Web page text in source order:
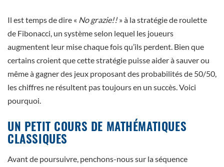
Il est temps de dire « No grazie!!» à la stratégie de roulette
de Fibonacci, un système selon lequel les joueurs
augmentent leur mise chaque fois qu’ils perdent. Bien que
certains croient que cette stratégie puisse aider à sauver ou
même à gagner des jeux proposant des probabilités de 50/50,
les chiffres ne résultent pas toujours en un succès. Voici
pourquoi.
UN PETIT COURS DE MATHÉMATIQUES
CLASSIQUES
Avant de poursuivre, penchons-nous sur la séquence